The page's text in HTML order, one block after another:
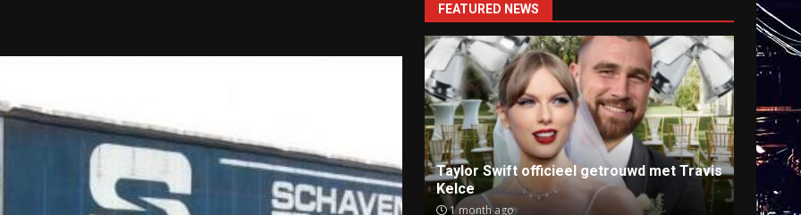
FEATURED NEWS
Taylor Swift officieel getrouwd met Travis
Kelce
1 month ago
Ray J klaagt Kim Kardashian aan om
sekstape
9 months ago
Anti-
9